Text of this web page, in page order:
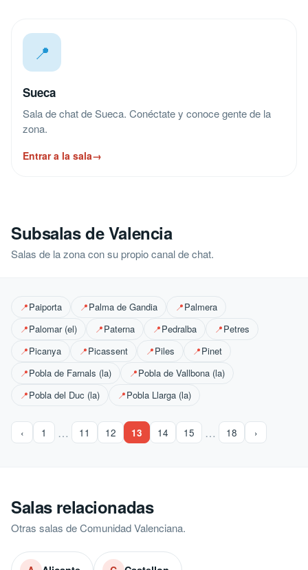
📍
Sueca
Sala de chat de Sueca. Conéctate y conoce gente de la
zona.
Entrar a la sala→
Subsalas de Valencia
Salas de la zona con su propio canal de chat.
📍Paiporta 📍Palma de Gandia 📍Palmera
📍Palomar (el) 📍Paterna 📍Pedralba 📍Petres
📍Picanya 📍Picassent 📍Piles 📍Pinet
📍Pobla de Farnals (la) 📍Pobla de Vallbona (la)
📍Pobla del Duc (la) 📍Pobla Llarga (la)
‹ 1 … 11 12 13 14 15 … 18 ›
Salas relacionadas
Otras salas de Comunidad Valenciana.